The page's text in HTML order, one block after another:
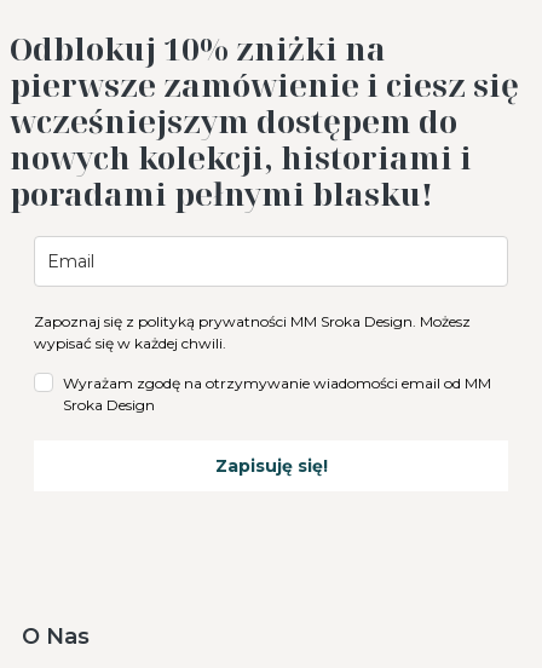
Odblokuj 10% zniżki na
pierwsze zamówienie i ciesz się
wcześniejszym dostępem do
nowych kolekcji, historiami i
poradami pełnymi blasku!
Zapoznaj się z polityką prywatności MM Sroka Design. Możesz
wypisać się w każdej chwili.
Wyrażam zgodę na otrzymywanie wiadomości email od MM
Sroka Design
Zapisuję się!
O Nas